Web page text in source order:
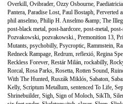
Overkill, Ovibrader, Ozzy Osbourne,
Pantera, Paradise Lost, Paul Bostaph, Perverted
phil anselmo, Philip H. Anselmo &amp; The
post-black metal, post-hardcore, post-metal,
Pozvakowski, pozvakowski., Premonition 13,
Mutants, psychobilly, Psycroptic, Rammstein,
Redneck Rampage, Redrum, reflexió, Regina
Reckless Forever, Restár Milán, rockabilly,
Rorcal, Rosa Parks, Rosetta, Rotten Sound,
With The Hunted, Ruszák Miklós, Sabaton,
Kelly, Scriptum Metallum, sentenced To Life,
Shrinebuilder, Sigh, Sign of Moloch, SikTh,